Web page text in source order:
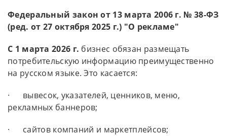
Федеральный закон от 13 марта 2006 г. № 38-ФЗ
(ред. от 27 октября 2025 г.) "О рекламе"
С 1 марта 2026 г. бизнес обязан размещать
потребительскую информацию преимущественно
на русском языке. Это касается:
· вывесок, указателей, ценников, меню,
рекламных баннеров;
· сайтов компаний и маркетплейсов;